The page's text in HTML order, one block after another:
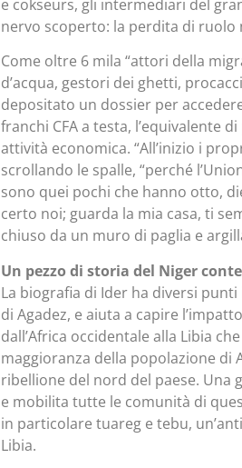
e cokseurs, gli intermediari del
nervo scoperto: la perdita di ruolo
Come oltre 6 mila “attori della
d’acqua, gestori dei ghetti,
depositato un dossier per
franchi CFA a testa, l’equivalente
attività economica. “All’inizio i
scrollando le spalle, “perché
sono quei pochi che hanno otto,
certo noi; guarda la mia casa, ti
chiuso da un muro di paglia e
Un pezzo di storia del Niger
La biografia di Ider ha diversi
di Agadez, e aiuta a capire
dall’Africa occidentale alla Libia
maggioranza della popolazione di
ribellione del nord del paese. Una
e mobilita tutte le comunità di
in particolare tuareg e tebu,
Libia.